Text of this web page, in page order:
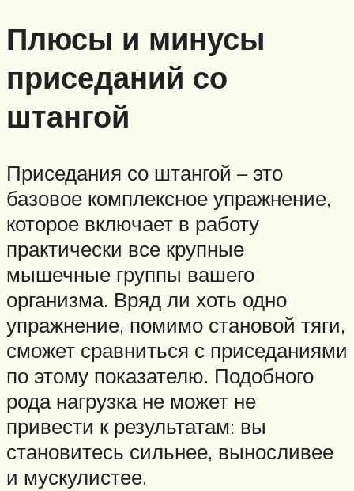
Плюсы и минусы
приседаний со
штангой
Приседания со штангой – это
базовое комплексное упражнение,
которое включает в работу
практически все крупные
мышечные группы вашего
организма. Вряд ли хоть одно
упражнение, помимо становой тяги,
сможет сравниться с приседаниями
по этому показателю. Подобного
рода нагрузка не может не
привести к результатам: вы
становитесь сильнее, выносливее
и мускулистее.